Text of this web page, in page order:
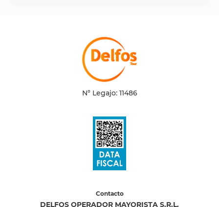
N° Legajo: 11486
Contacto
DELFOS OPERADOR MAYORISTA S.R.L.